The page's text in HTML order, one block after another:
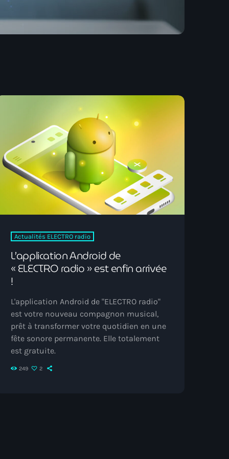
maison.
Actualités ELECTRO radio
L’application Android de
« ELECTRO radio » est enfin arrivée
!
L'application Android de "ELECTRO radio"
est votre nouveau compagnon musical,
prêt à transformer votre quotidien en une
fête sonore permanente. Elle totalement
est gratuite.
249 2